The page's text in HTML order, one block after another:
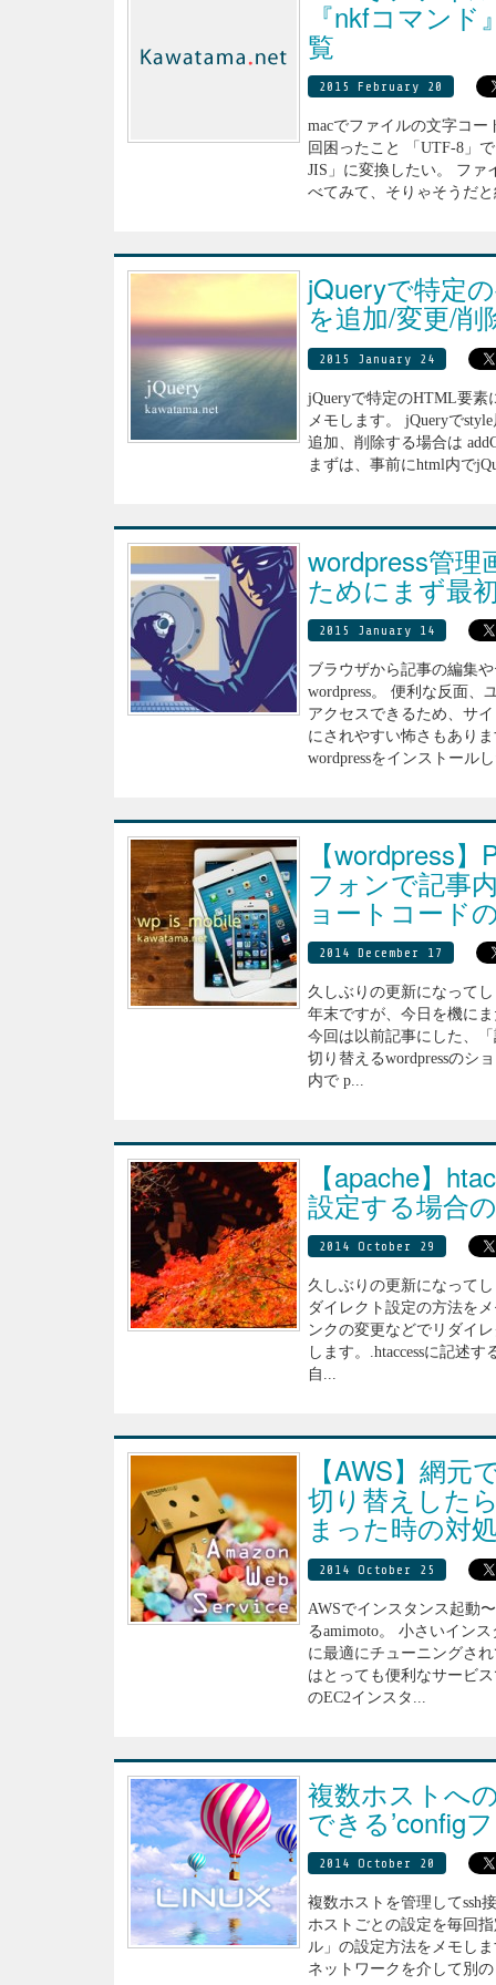
『nkfコマン
覧
2015 February 20
macでファイルの文字コ
回困ったこと 「UTF-8」
JIS」に変換したい。 ファ
べてみて、そりゃそうだ
jQueryで特定
を追加/変更/削
2015 January 24
jQueryで特定のHTML要素
メモします。 jQueryで
追加、削除する場合は
まずは、事前にhtml内で
wordpress管
ためにまず最
2015 January 14
ブラウザから記事の編集
wordpress。 便利な反面、
アクセスできるため、サ
にされやすい怖さもあり
wordpressをインストール
【wordpress
フォンで記事
ョートコード
2014 December 17
久しぶりの更新になって
年末ですが、今日を機に
今回は以前記事にした、
切り替えるwordpressのシ
内で p...
【apache】
設定する場合
2014 October 29
久しぶりの更新になって
ダイレクト設定の方法を
ンクの変更などでリダイ
します。.htaccessに記述
自...
【AWS】網
切り替えした
まった時の対
2014 October 25
AWSでインスタンス起動
るamimoto。 小さいイン
に最適にチューニングさ
はとっても便利なサービ
のEC2インスタ...
複数ホストへ
できる’config
2014 October 20
複数ホストを管理してssh
ホストごとの設定を毎回
ル」の設定方法をメモし
ネットワークを介して別